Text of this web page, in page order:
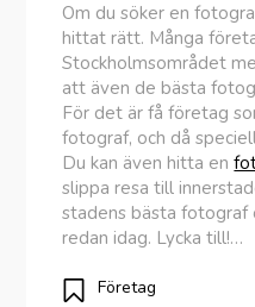
Om du söker en
hittat rätt. Många
Stockholmsområdet
att även de bästa
För det är få företag
fotograf, och då
Du kan även hitta en
slippa resa till
stadens bästa
redan idag. Lycka till!…
Företag